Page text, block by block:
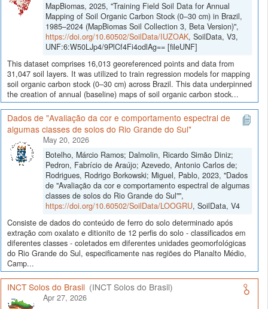
MapBiomas, 2025, "Training Field Soil Data for Annual
Mapping of Soil Organic Carbon Stock (0–30 cm) in Brazil,
1985–2024 (MapBiomas Soil Collection 3, Beta Version)",
https://doi.org/10.60502/SoilData/IUZOAK, SoilData, V3,
UNF:6:W50LJp4/9PlCf4Fi4odlAg== [fileUNF]
This dataset comprises 16,013 georeferenced points and data from
31,047 soil layers. It was utilized to train regression models for mapping
soil organic carbon stock (0–30 cm) across Brazil. This data underpinned
the creation of annual (baseline) maps of soil organic carbon stock...
Dados de "Avaliação da cor e comportamento espectral de
algumas classes de solos do Rio Grande do Sul"
May 20, 2026
Botelho, Márcio Ramos; Dalmolin, Ricardo Simão Diniz;
Pedron, Fabrício de Araújo; Azevedo, Antonio Carlos de;
Rodrigues, Rodrigo Borkowski; Miguel, Pablo, 2023, "Dados
de "Avaliação da cor e comportamento espectral de algumas
classes de solos do Rio Grande do Sul"",
https://doi.org/10.60502/SoilData/LOOGRU, SoilData, V4
Consiste de dados do conteúdo de ferro do solo determinado após
extração com oxalato e ditionito de 12 perfis do solo - classificados em
diferentes classes - coletados em diferentes unidades geomorfológicas
do Rio Grande do Sul, especificamente nas regiões do Planalto Médio,
Camp...
INCT Solos do Brasil (INCT Solos do Brasil)
Apr 27, 2026